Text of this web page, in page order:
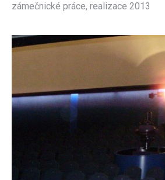
zámečnické práce, realizace 2013